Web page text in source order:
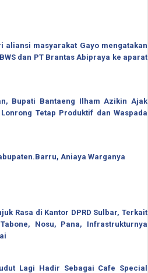
aliansi masyarakat Gayo mengatakan
dan PT Brantas Abipraya ke aparat
Bupati Bantaeng Ilham Azikin Ajak
Tetap Produktif dan Waspada
Aniaya Warganya
Rasa di Kantor DPRD Sulbar, Terkait
Nosu, Pana, Infrastrukturnya
Lagi Hadir Sebagai Cafe Special